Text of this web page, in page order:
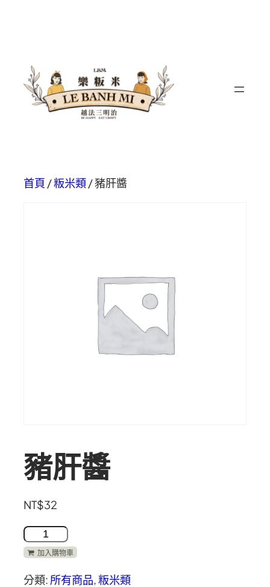
首頁 /粄米類/ 豬肝醬
豬肝醬
NT$32
加入購物車
分類: 所有商品,粄米類